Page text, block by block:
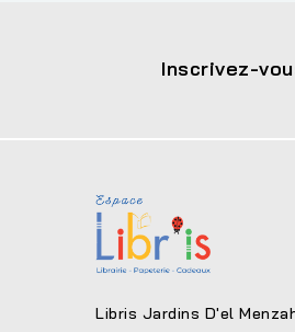
Inscrivez-
Libris Jardins D'el